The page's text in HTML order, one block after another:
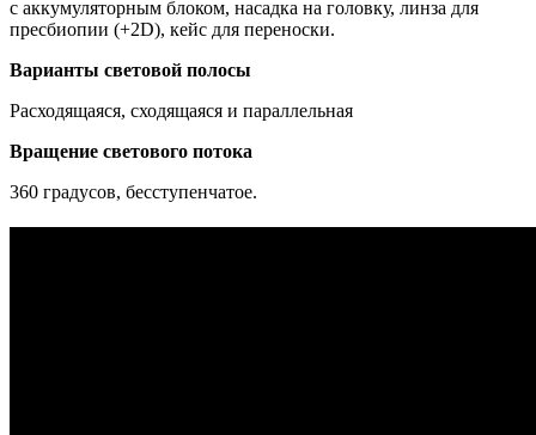
с аккумуляторным блоком, насадка на головку, линза для
пресбиопии (+2D), кейс для переноски.
Варианты световой полосы
Расходящаяся, сходящаяся и параллельная
Вращение светового потока
360 градусов, бесступенчатое.